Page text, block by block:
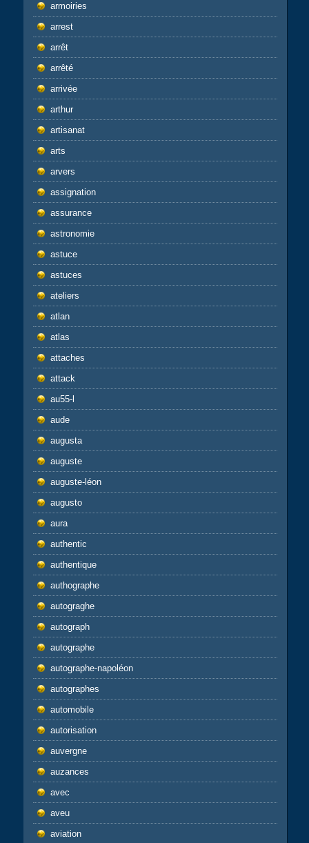
armoiries
arrest
arrêt
arrêté
arrivée
arthur
artisanat
arts
arvers
assignation
assurance
astronomie
astuce
astuces
ateliers
atlan
atlas
attaches
attack
au55-l
aude
augusta
auguste
auguste-léon
augusto
aura
authentic
authentique
authographe
autograghe
autograph
autographe
autographe-napoléon
autographes
automobile
autorisation
auvergne
auzances
avec
aveu
aviation